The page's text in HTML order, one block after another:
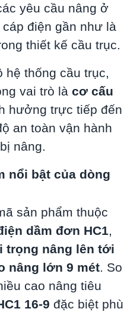
yêu cầu nâng ở
điện gần như là
thiết kế cầu trục.
hệ thống cầu trục,
vai trò là cơ cấu
hưởng trực tiếp đến
an toàn vận hành
nâng.
nổi bật của dòng
sản phẩm thuộc
dầm đơn HC1,
trọng nâng lên tới
nâng lớn 9 mét. So
cao nâng tiêu
16-9 đặc biệt phù